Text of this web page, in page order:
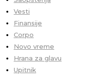
Vesti
Finansije
Corpo
Novo vreme
Hrana za glavu
Upitnik